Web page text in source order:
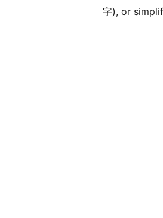
字), or